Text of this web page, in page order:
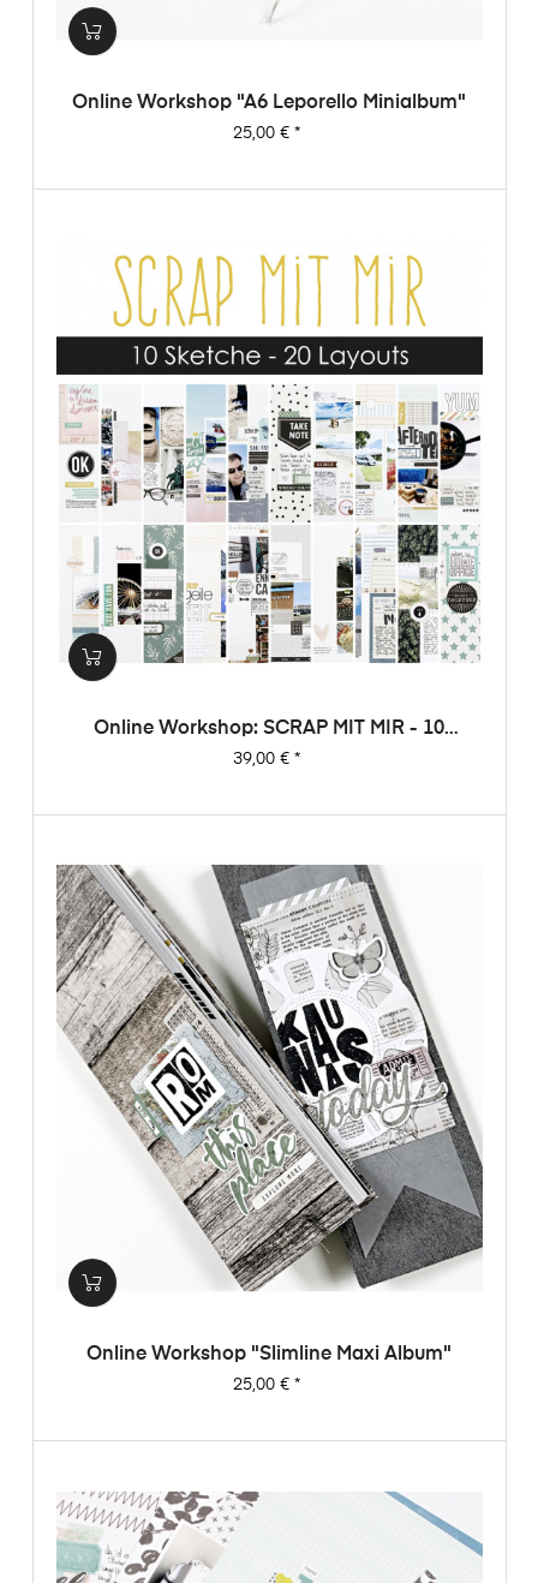
Online Workshop "A6 Leporello Minialbum"
Preis
25,00 €*
Online Workshop: SCRAP MIT MIR - 10
Sketche, 20 Layouts, Unendlich Viel
Preis
39,00 €*
Online Workshop "Slimline Maxi Album"
Preis
25,00 €*